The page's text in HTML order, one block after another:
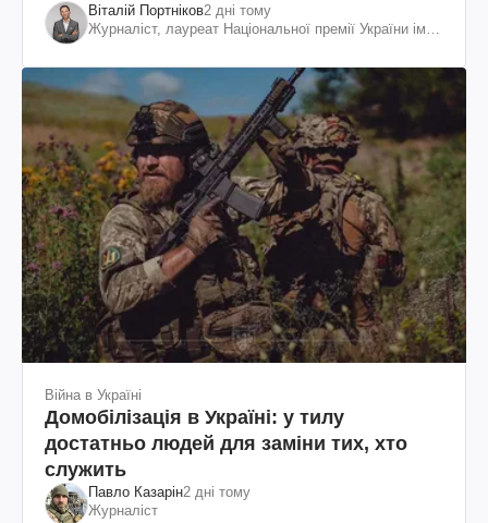
Віталій Портніков2 дні тому
Журналіст, лауреат Національної премії України ім.
Війна в Україні
Домобілізація в Україні: у тилу
достатньо людей для заміни тих, хто
служить
Павло Казарін2 дні тому
Журналіст